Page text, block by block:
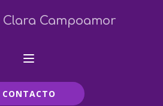
Clara Campoamor
CONTACTO